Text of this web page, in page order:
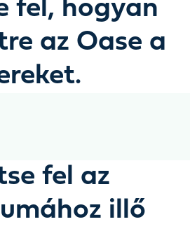
fel, hogyan
az Oase a
fel az
illő